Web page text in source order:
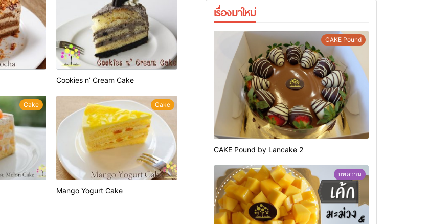
Cookies n’ Cream Cake
Cake Cake
Mango Yogurt Cake
เรื่องมาใหม่
CAKE Pound
CAKE Pound by Lancake 2
บทความ